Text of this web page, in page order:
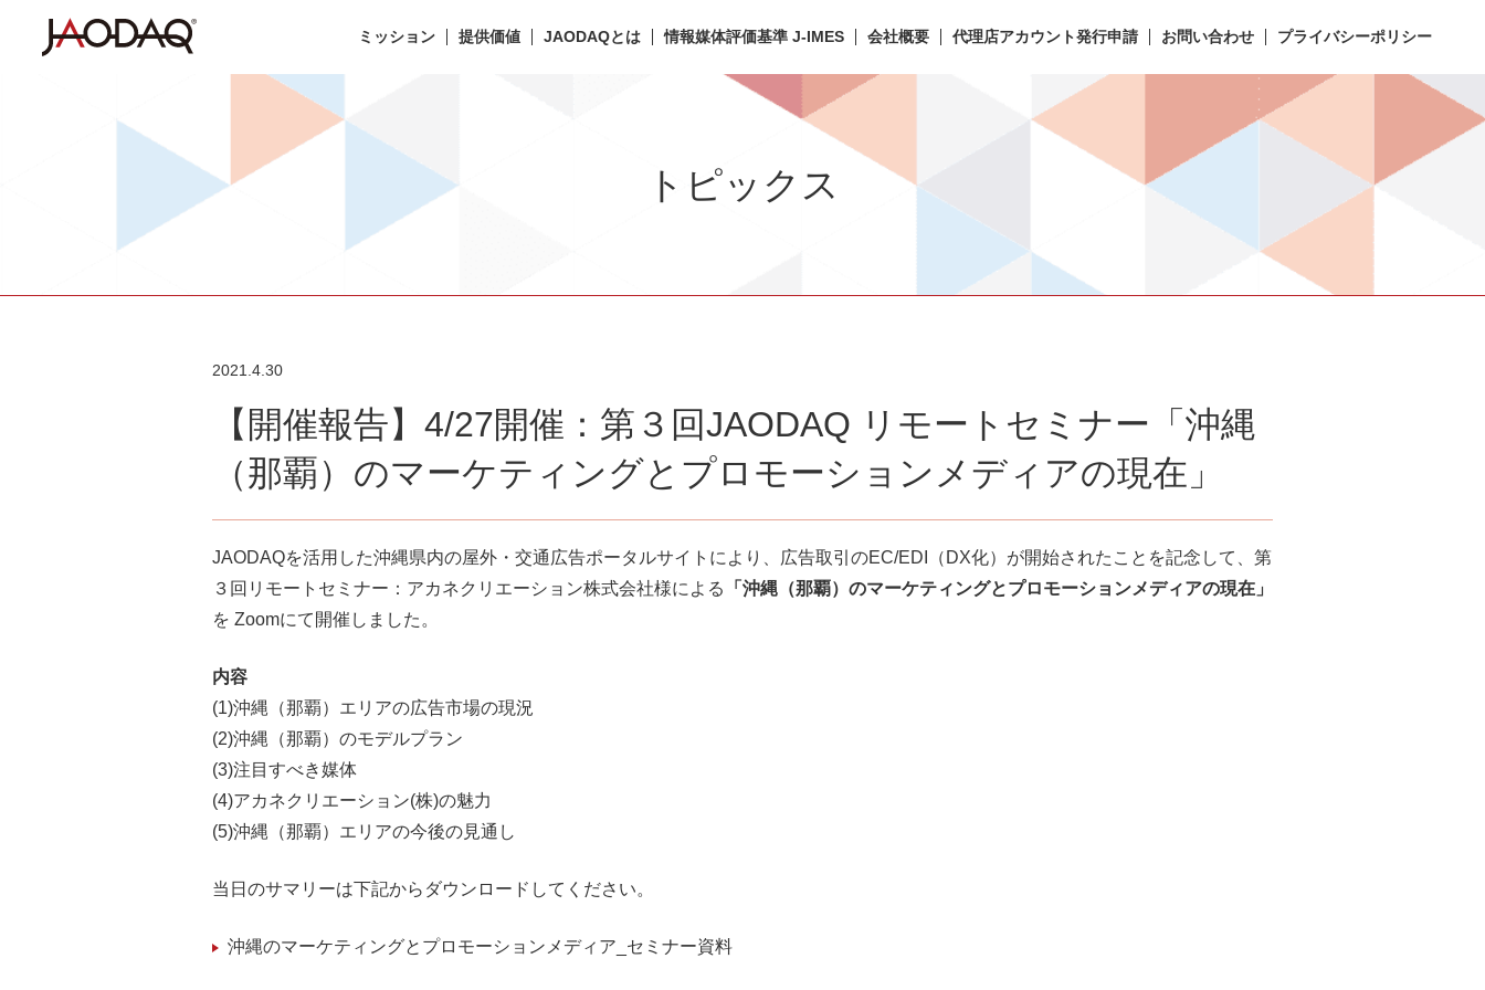
ミッション 提供価値 JAODAQとは 情報媒体評価基準 J-IMES 会社概要 代理店アカウント発行申請 お問い合わせ プライバシーポリシー
トピックス
2021.4.30
【開催報告】4/27開催：第３回JAODAQ リモートセミナー「沖縄
（那覇）のマーケティングとプロモーションメディアの現在」
JAODAQを活用した沖縄県内の屋外・交通広告ポータルサイトにより、広告取引のEC/EDI（DX化）が開始されたことを記念して、第
３回リモートセミナー：アカネクリエーション株式会社様による
「沖縄（那覇）のマーケティングとプロモーションメディアの現在」
を Zoomにて開催しました。
内容
(1)沖縄（那覇）エリアの広告市場の現況
(2)沖縄（那覇）のモデルプラン
(3)注目すべき媒体
(4)アカネクリエーション(株)の魅力
(5)沖縄（那覇）エリアの今後の見通し
当日のサマリーは下記からダウンロードしてください。
沖縄のマーケティングとプロモーションメディア_セミナー資料